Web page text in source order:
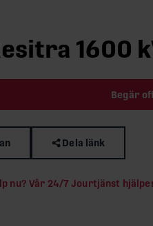
1600
Begär
Dela länk
nu? Vår 24/7 Jourtjänst